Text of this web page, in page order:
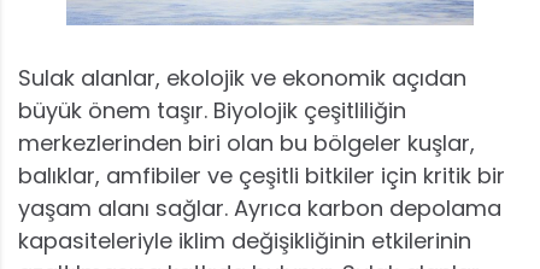
Sulak alanlar, ekolojik ve ekonomik açıdan
büyük önem taşır. Biyolojik çeşitliliğin
merkezlerinden biri olan bu bölgeler kuşlar,
balıklar, amfibiler ve çeşitli bitkiler için kritik bir
yaşam alanı sağlar. Ayrıca karbon depolama
kapasiteleriyle iklim değişikliğinin etkilerinin